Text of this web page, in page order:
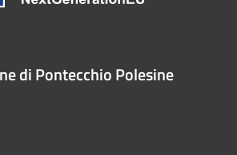
di Pontecchio Polesine